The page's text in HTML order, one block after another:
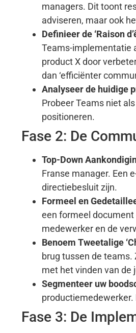
managers. Dit toont
adviseren, maar ook
Definieer de ‘Raison
Teams-implementatie
product X door
dan ‘efficiënter
Analyseer de huidige
Probeer Teams niet
positioneren.
Fase 2: De
Top-Down
Franse manager. Een
directiebesluit zijn.
Formeel en
een formeel document
medewerker en de
Benoem Tweetalige
brug tussen de
met het vinden van de
Segmenteer uw
productiemedewerker.
Fase 3: De